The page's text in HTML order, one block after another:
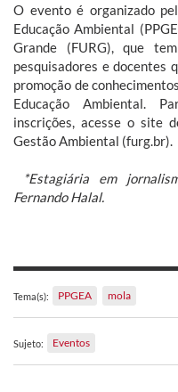
O evento é organizado
Educação Ambiental
Grande (FURG), que
pesquisadores e docentes
promoção de
Educação Ambiental.
inscrições, acesse o site
Gestão Ambiental (furg.br).
*Estagiária em
Fernando Halal.
Tema(s): PPGEA mola
Sujeto: Eventos